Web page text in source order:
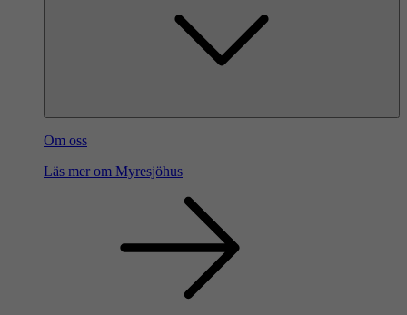
Om oss
Läs mer om Myresjöhus